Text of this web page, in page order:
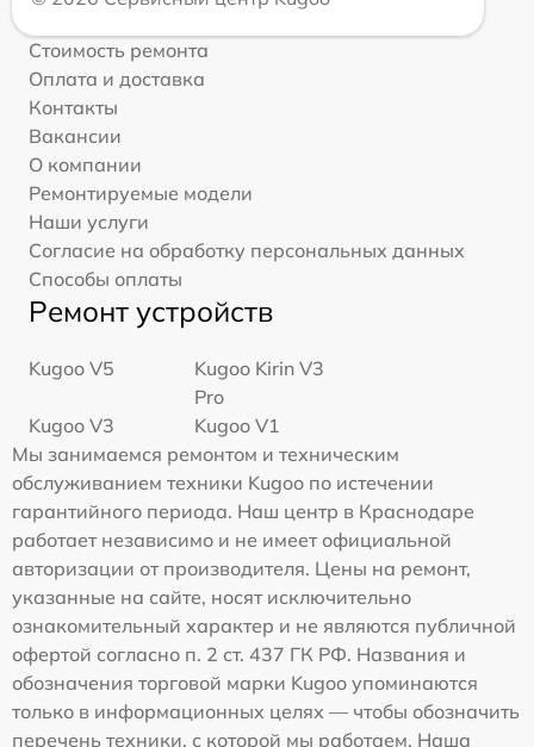
Стоимость ремонта
Оплата и доставка
Контакты
Вакансии
О компании
Ремонтируемые модели
Наши услуги
Согласие на обработку персональных данных
Способы оплаты
Ремонт устройств
Kugoo V5
Kugoo Kirin V3
Pro
Kugoo V3
Kugoo V1
Мы занимаемся ремонтом и техническим
обслуживанием техники Kugoo по истечении
гарантийного периода. Наш центр в Краснодаре
работает независимо и не имеет официальной
авторизации от производителя. Цены на ремонт,
указанные на сайте, носят исключительно
ознакомительный характер и не являются публичной
офертой согласно п. 2 ст. 437 ГК РФ. Названия и
обозначения торговой марки Kugoo упоминаются
только в информационных целях — чтобы обозначить
перечень техники, с которой мы работаем. Наша